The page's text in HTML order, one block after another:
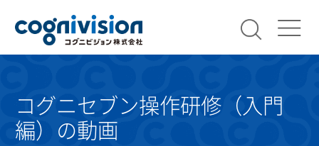
コグニ
コグニセブン操作研修（入門
編）の動画